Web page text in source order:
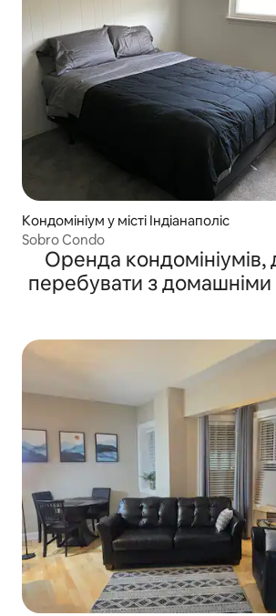
Кондомініум у місті Індіанаполіс
Sobro Condo
Оренда
перебувати з